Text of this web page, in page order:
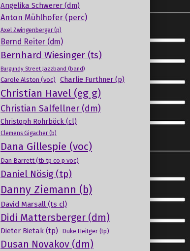
Angelika Schwerer (dm)
Anton Mühlhofer (perc)
Axel Zwingenberger (p)
Bernd Reiter (dm)
Bernhard Wiesinger (ts)
Burgundy Street Jazzband (band)
Carole Alston (voc) Charlie Furthner (p)
Christian Havel (eg g)
Christian Salfellner (dm)
Christoph Rohrböck (cl)
Clemens Gigacher (b)
Dana Gillespie (voc)
Dan Barrett (tb tp co p voc)
Daniel Nösig (tp)
Danny Ziemann (b)
David Marsall (ts cl)
Didi Mattersberger (dm)
Dieter Bietak (tp) Duke Heitger (tp)
Dusan Novakov (dm)